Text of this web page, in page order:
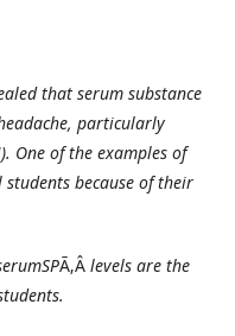
that serum substance
particularly
One of the examples of
because of their
SPÃ‚Â levels are the